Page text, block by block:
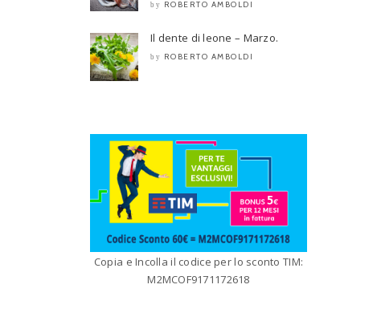
by ROBERTO AMBOLDI
Il dente di leone – Marzo.
by ROBERTO AMBOLDI
Copia e Incolla il codice per lo sconto TIM:
M2MCOF9171172618